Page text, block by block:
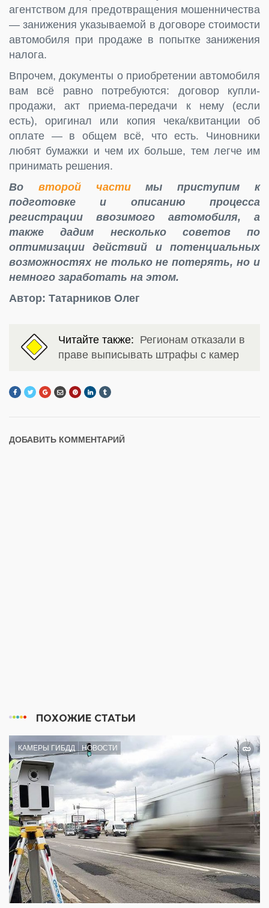
агентством для предотвращения мошенничества
— занижения указываемой в договоре стоимости
автомобиля при продаже в попытке занижения
налога.
Впрочем, документы о приобретении автомобиля
вам всё равно потребуются: договор купли-
продажи, акт приема-передачи к нему (если
есть), оригинал или копия чека/квитанции об
оплате — в общем всё, что есть. Чиновники
любят бумажки и чем их больше, тем легче им
принимать решения.
Во второй частимы приступим к
подготовке и описанию процесса
регистрации ввозимого автомобиля, а
также дадим несколько советов по
оптимизации действий и потенциальных
возможностях не только не потерять, но и
немного заработать на этом.
Автор: Татарников Олег
Читайте также: Регионам отказали в
праве выписывать штрафы с камер
ДОБАВИТЬ КОММЕНТАРИЙ
ПОХОЖИЕ СТАТЬИ
КАМЕРЫ ГИБДД НОВОСТИ